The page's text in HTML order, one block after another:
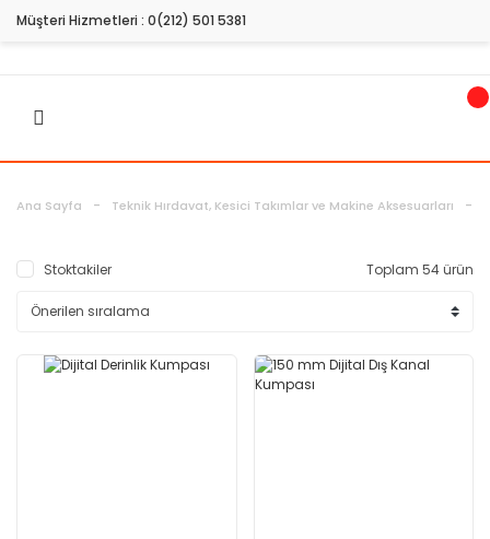
Müşteri Hizmetleri : 0(212) 501 5381
Ana Sayfa Teknik Hırdavat, Kesici Takımlar ve Makine Aksesuarları
Stoktakiler Toplam 54 ürün